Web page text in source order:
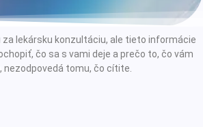
za lekársku konzultáciu, ale tieto informácie
čo sa s vami deje a prečo to, čo vám
nezodpovedá tomu, čo cítite.